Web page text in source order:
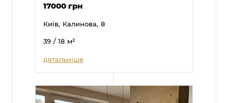
17000 грн
Київ, Калинова, 8
39 / 18 м²
детальніше